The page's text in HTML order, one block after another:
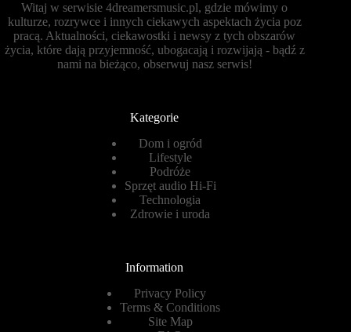
Witaj w serwisie 4dreamersmusic.pl, gdzie mówimy o
kulturze, rozrywce i innych ciekawych aspektach życia poz
pracą. Aktualności, ciekawostki i newsy z tych obszarów
życia, które dają przyjemność, ubogacają i rozwijają - bądź z
nami na bieżąco, obserwuj nasz serwis!
Kategorie
Dom i ogród
Lifestyle
Podróże
Sprzęt audio Hi-Fi
Technologia
Zdrowie i uroda
Information
Privacy Policy
Terms & Conditions
Site Map